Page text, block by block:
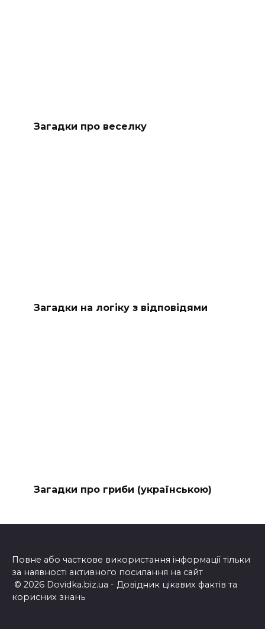
Загадки про веселку
Загадки на логіку з відповідями
Загадки про гриби (українською)
Повне або часткове використання інформації тільки
за наявності активного посилання на сайт
© 2026 Dovidka.biz.ua - Довідник цікавих фактів та
корисних знань